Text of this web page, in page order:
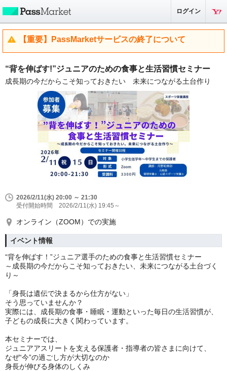
ログイン
【重要】PassMarketサービスの終了について
“背を伸ばす!”ジュニアのための食事と生活習慣セミナー
成長期の今だからこそ知っておきたい 未来につながる土台作り
2026/2/11(水) 20:00 ～ 21:30
受付開始時間 2026/2/11(水) 19:45～
オンライン（ZOOM）での実施
イベント情報
“背を伸ばす！”ジュニア選手のための食事と生活習慣セミナー
～成長期の今だからこそ知っておきたい、未来につながる土台づく
り～
「身長は遺伝で決まるから仕方がない」
そう思っていませんか？
実際には、成長期の食事・睡眠・運動といった毎日の生活習慣が、
子どもの成長に大きく関わっています。
本セミナーでは、
ジュニアアスリートを支える保護者・指導者の皆さまに向けて、
なぜ“今”の過ごし方が大切なのか
身長が伸びる身体のしくみ